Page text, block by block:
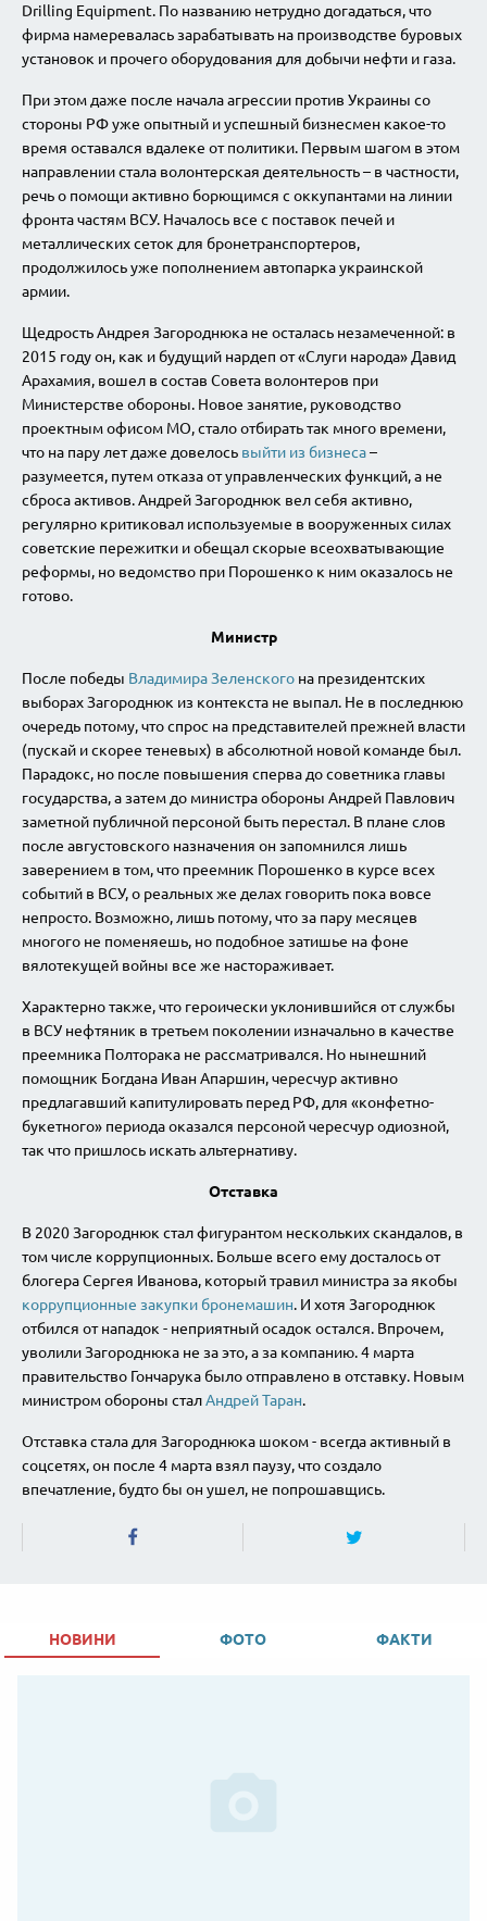
Drilling Equipment. По названию нетрудно догадаться, что
фирма намеревалась зарабатывать на производстве буровых
установок и прочего оборудования для добычи нефти и газа.
При этом даже после начала агрессии против Украины со
стороны РФ уже опытный и успешный бизнесмен какое-то
время оставался вдалеке от политики. Первым шагом в этом
направлении стала волонтерская деятельность – в частности,
речь о помощи активно борющимся с оккупантами на линии
фронта частям ВСУ. Началось все с поставок печей и
металлических сеток для бронетранспортеров,
продолжилось уже пополнением автопарка украинской
армии.
Щедрость Андрея Загороднюка не осталась незамеченной: в
2015 году он, как и будущий нардеп от «Слуги народа» Давид
Арахамия, вошел в состав Совета волонтеров при
Министерстве обороны. Новое занятие, руководство
проектным офисом МО, стало отбирать так много времени,
что на пару лет даже довелось выйти из бизнеса–
разумеется, путем отказа от управленческих функций, а не
сброса активов. Андрей Загороднюк вел себя активно,
регулярно критиковал используемые в вооруженных силах
советские пережитки и обещал скорые всеохватывающие
реформы, но ведомство при Порошенко к ним оказалось не
готово.
Министр
После победы Владимира Зеленского на президентских
выборах Загороднюк из контекста не выпал. Не в последнюю
очередь потому, что спрос на представителей прежней власти
(пускай и скорее теневых) в абсолютной новой команде был.
Парадокс, но после повышения сперва до советника главы
государства, а затем до министра обороны Андрей Павлович
заметной публичной персоной быть перестал. В плане слов
после августовского назначения он запомнился лишь
заверением в том, что преемник Порошенко в курсе всех
событий в ВСУ, о реальных же делах говорить пока вовсе
непросто. Возможно, лишь потому, что за пару месяцев
многого не поменяешь, но подобное затишье на фоне
вялотекущей войны все же настораживает.
Характерно также, что героически уклонившийся от службы
в ВСУ нефтяник в третьем поколении изначально в качестве
преемника Полторака не рассматривался. Но нынешний
помощник Богдана Иван Апаршин, чересчур активно
предлагавший капитулировать перед РФ, для «конфетно-
букетного» периода оказался персоной чересчур одиозной,
так что пришлось искать альтернативу.
Отставка
В 2020 Загороднюк стал фигурантом нескольких скандалов, в
том числе коррупционных. Больше всего ему досталось от
блогера Сергея Иванова, который травил министра за якобы
коррупционные закупки бронемашин. И хотя Загороднюк
отбился от нападок - неприятный осадок остался. Впрочем,
уволили Загороднюка не за это, а за компанию. 4 марта
правительство Гончарука было отправлено в отставку. Новым
министром обороны сталАндрей Таран.
Отставка стала для Загороднюка шоком - всегда активный в
соцсетях, он после 4 марта взял паузу, что создало
впечатление, будто бы он ушел, не попрошавщись.
НОВИНИ ФОТО ФАКТИ